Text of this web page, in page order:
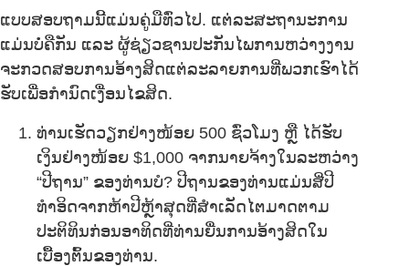
ແບບສອບຖາມນີ້ແມ່ນຄູ່ມືທົ່ວໄປ. ແຕ່ລະສະຖານະການ
ແມ່ນບໍ່ຄືກັນ ແລະ ຜູ້ຊ່ຽວຊານປະກັນໄພການຫວ່າງງານ
ຈະກວດສອບການອ້າງສິດແຕ່ລະລາຍການທີ່ພວກເຮົາໄດ້
ຮັບເພື່ອກຳນົດເງື່ອນໄຂສິດ.
ທ່ານເຮັດວຽກຢ່າງໜ້ອຍ 500 ຊົ່ວໂມງ ຫຼື ໄດ້ຮັບ
ເງິນຢ່າງໜ້ອຍ $1,000 ຈາກນາຍຈ້າງໃນລະຫວ່າງ
“ປີຖານ” ຂອງທ່ານບໍ? ປີຖານຂອງທ່ານແມ່ນສີ່ປີ
ທຳອິດຈາກຫ້າປີຫຼ້າສຸດທີ່ສຳເລັດໄຕມາດຕາມ
ປະຕິທິນກ່ອນອາທິດທີ່ທ່ານຍື່ນການອ້າງສິດໃນ
ເບື້ອງຕົ້ນຂອງທ່ານ.